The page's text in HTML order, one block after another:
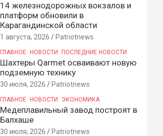
14 железнодорожных вокзалов и
платформ обновили в
Карагандинской области
1 августа, 2026 Patriotnews
ГЛАВНОЕ НОВОСТИ ПОСЛЕДНИЕ НОВОСТИ
Шахтеры Qarmet осваивают новую
подземную технику
30 июля, 2026 Patriotnews
ГЛАВНОЕ НОВОСТИ ЭКОНОМИКА
Медеплавильный завод построят в
Балхаше
30 июля, 2026 Patriotnews